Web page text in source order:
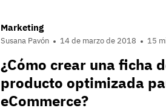
Marketing
Susana Pavón 14 de marzo de 2018 15
¿Cómo crear una ficha
producto optimizada
eCommerce?